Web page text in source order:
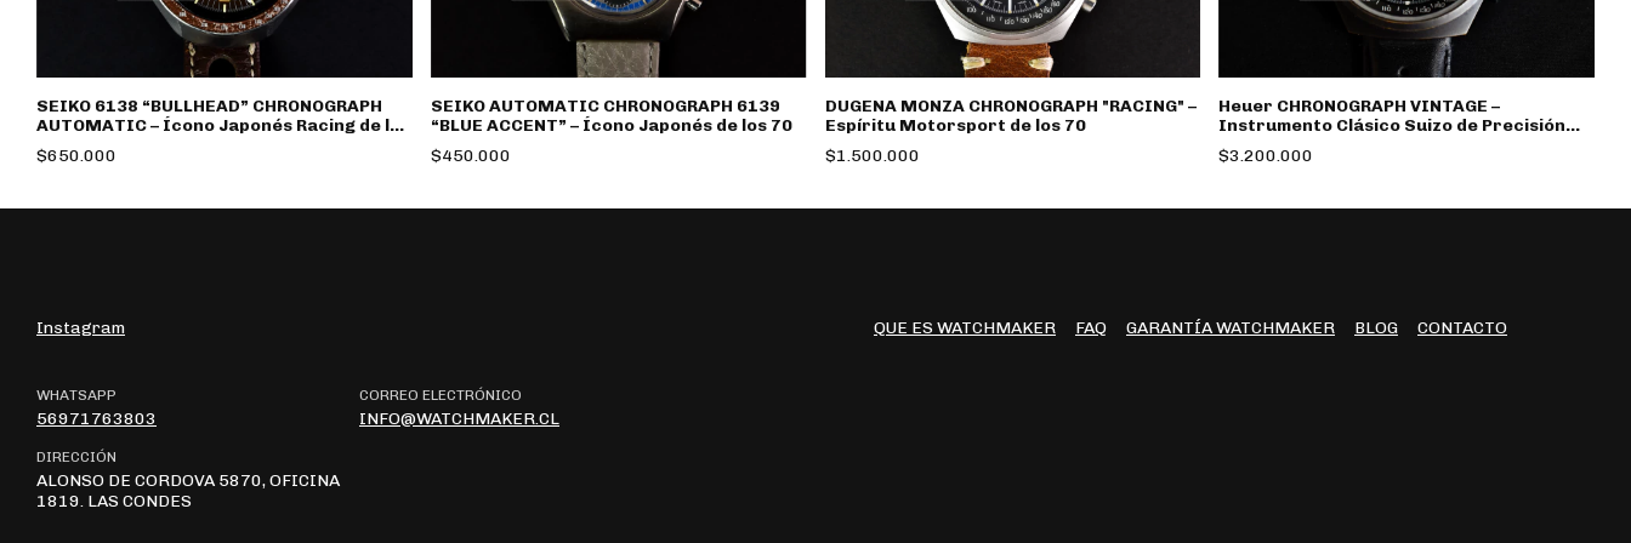
SEIKO 6138 “BULLHEAD” CHRONOGRAPH
AUTOMATIC – Ícono Japonés Racing de los
70
$650.000
SEIKO AUTOMATIC CHRONOGRAPH 6139
“BLUE ACCENT” – Ícono Japonés de los 70
$450.000
DUGENA MONZA CHRONOGRAPH "RACING" –
Espíritu Motorsport de los 70
$1.500.000
Heuer CHRONOGRAPH VINTAGE –
Instrumento Clásico Suizo de Precisión
Deportiva
$3.200.000
Instagram
WHATSAPP
56971763803
CORREO ELECTRÓNICO
INFO@WATCHMAKER.CL
DIRECCIÓN
ALONSO DE CORDOVA 5870, OFICINA
1819. LAS CONDES
QUE ES WATCHMAKER FAQ GARANTÍA WATCHMAKER BLOG CONTACTO